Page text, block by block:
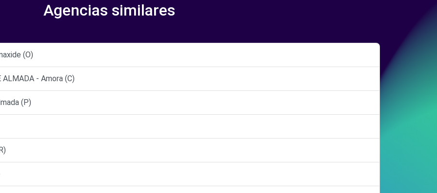
Agencias similares
(O)
- Amora (C)
(P)